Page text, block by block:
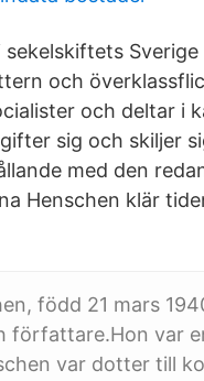
sekelskiftets
och
och deltar i
sig och skiljer
med den
Henschen klär
född 21 mars
författare.Hon var
var dotter till